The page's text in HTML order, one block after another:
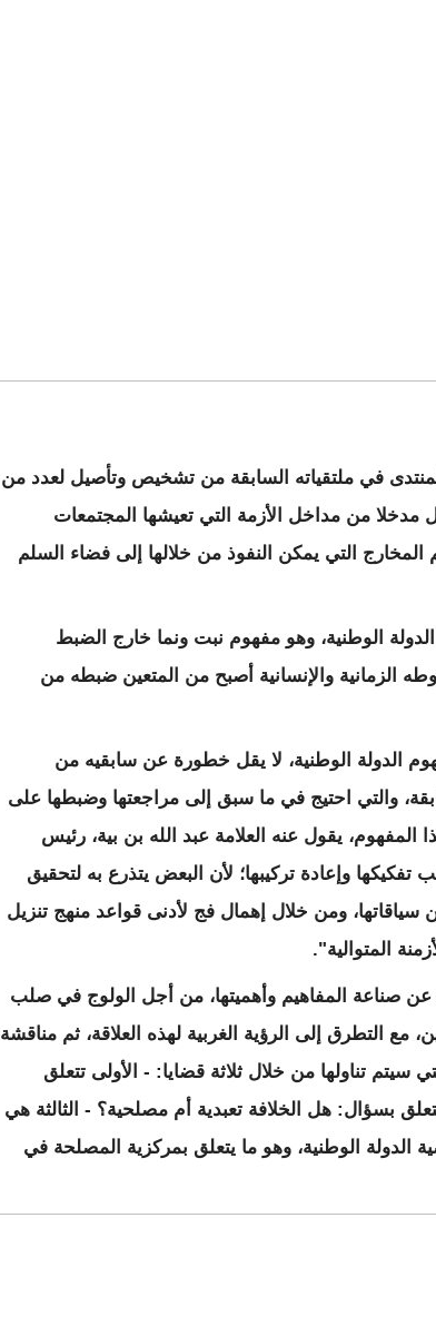
المنتدى في ملتقياته السابقة من تشخيص وتأصيل لعدد من
من مداخل الأزمة التي تعيشها المجتمعات
التي يمكن النفوذ من خلالها إلى فضاء السلم
الوطنية، وهو مفهوم نبت ونما خارج الضبط
الزمانية والإنسانية أصبح من المتعين ضبطه من
الدولة الوطنية، لا يقل خطورة عن سابقيه من
والتي احتيج في ما سبق إلى مراجعتها وضبطها على
المفهوم، يقول عنه العلامة عبد الله بن بية، رئيس
وإعادة تركيبها؛ لأن البعض يتذرع به لتحقيق
ومن خلال إهمال فج لأدنى قواعد منهج تنزيل
المتوالية".
صناعة المفاهيم وأهميتها، من أجل الولوج في صلب
مع التطرق إلى الرؤية الغربية لهذه العلاقة، ثم مناقشة
سيتم تناولها من خلال ثلاثة قضايا: - الأولى تتعلق
تتعلق بسؤال: هل الخلافة تعبدية أم مصلحية؟ - الثالثة هي
الدولة الوطنية، وهو ما يتعلق بمركزية المصلحة في